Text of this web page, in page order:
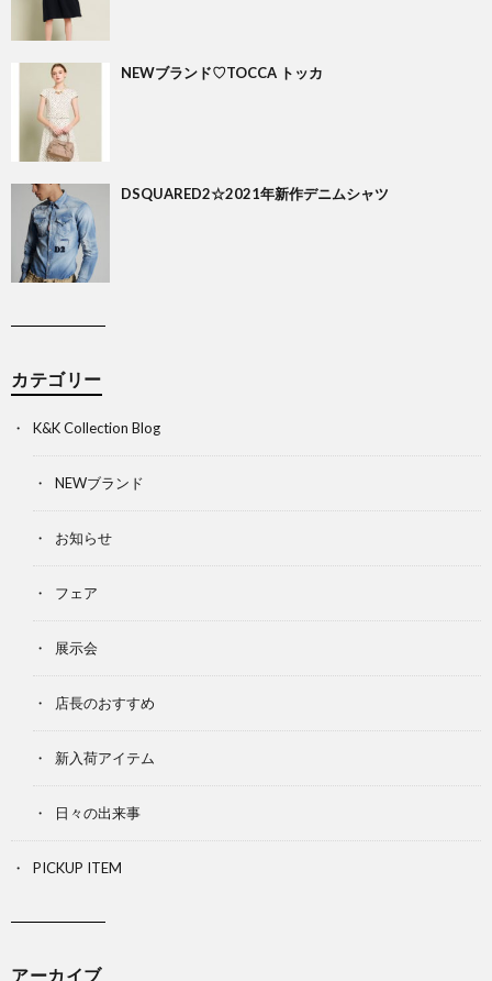
NEWブランド♡TOCCA トッカ
DSQUARED2☆2021年新作デニムシャツ
カテゴリー
K&K Collection Blog
NEWブランド
お知らせ
フェア
展示会
店長のおすすめ
新入荷アイテム
日々の出来事
PICKUP ITEM
アーカイブ